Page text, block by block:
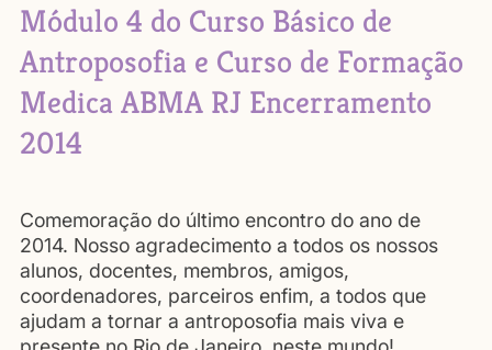
Módulo 4 do Curso Básico de
Antroposofia e Curso de Formação
Medica ABMA RJ Encerramento
2014
Comemoração do último encontro do ano de
2014. Nosso agradecimento a todos os nossos
alunos, docentes, membros, amigos,
coordenadores, parceiros enfim, a todos que
ajudam a tornar a antroposofia mais viva e